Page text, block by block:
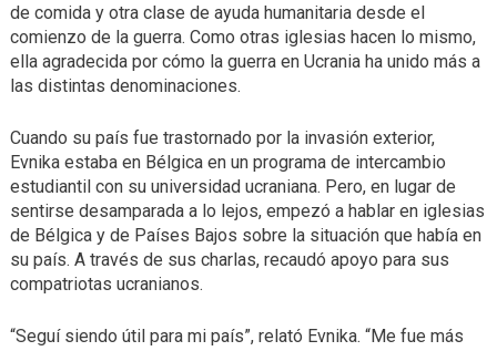
de comida y otra clase de ayuda humanitaria desde el
comienzo de la guerra. Como otras iglesias hacen lo mismo,
ella agradecida por cómo la guerra en Ucrania ha unido más a
las distintas denominaciones.
Cuando su país fue trastornado por la invasión exterior,
Evnika estaba en Bélgica en un programa de intercambio
estudiantil con su universidad ucraniana. Pero, en lugar de
sentirse desamparada a lo lejos, empezó a hablar en iglesias
de Bélgica y de Países Bajos sobre la situación que había en
su país. A través de sus charlas, recaudó apoyo para sus
compatriotas ucranianos.
“Seguí siendo útil para mi país”, relató Evnika. “Me fue más